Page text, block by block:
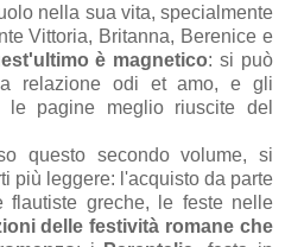
nella sua vita, specialmente
Vittoria, Britanna, Berenice e
è magnetico: si può
relazione odi et amo, e gli
pagine meglio riuscite del
questo secondo volume, si
più leggere: l'acquisto da parte
greche, le feste nelle
delle festività romane che